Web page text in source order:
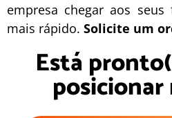
empresa chegar aos
mais rápido. Solicite um
Está
posicionar